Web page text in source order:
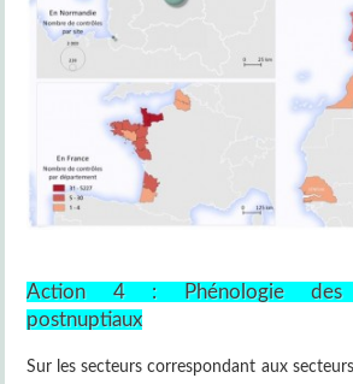
Action 4 : Phénologie des
postnuptiaux
Sur les secteurs correspondant aux